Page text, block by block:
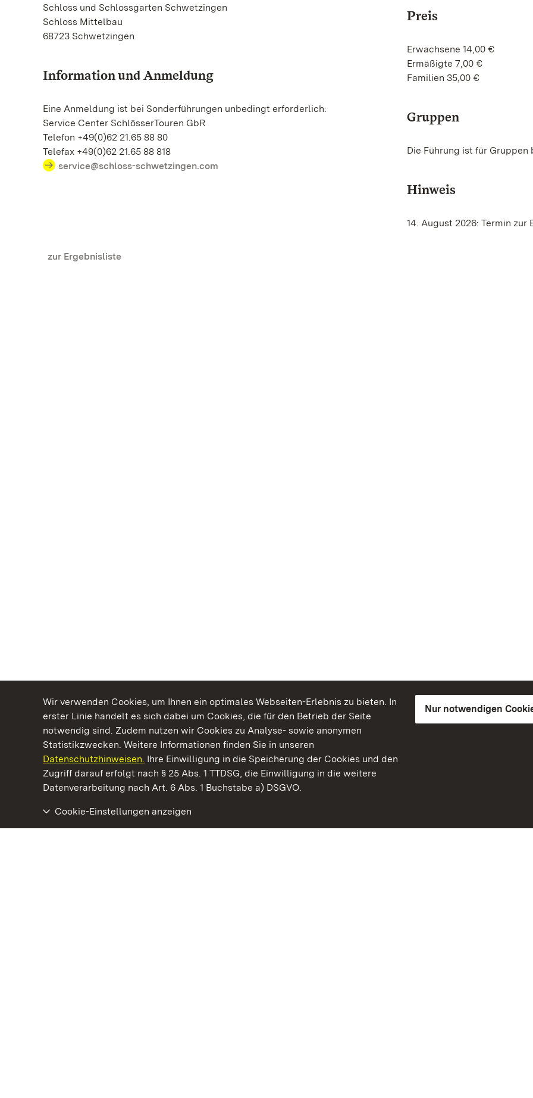
Wir verwenden Cookies, um Ihnen ein optimales Webseiten-Erlebnis zu bieten. In
erster Linie handelt es sich dabei um Cookies, die für den Betrieb der Seite
notwendig sind. Zudem nutzen wir Cookies zu Analyse- sowie anonymen
Statistikzwecken. Weitere Informationen finden Sie in unseren
Datenschutzhinweisen. Ihre Einwilligung in die Speicherung der Cookies und den
Zugriff darauf erfolgt nach § 25 Abs. 1 TTDSG, die Einwilligung in die weitere
Datenverarbeitung nach Art. 6 Abs. 1 Buchstabe a) DSGVO.
Nur notwendigen
Cookie-Einstellungen anzeigen
Schloss und Schlossgarten Schwetzingen
Schloss Mittelbau
68723 Schwetzingen
Information und Anmeldung
Eine Anmeldung ist bei Sonderführungen unbedingt erforderlich:
Service Center SchlösserTouren GbR
Telefon +49(0)62 21.65 88 80
Telefax +49(0)62 21.65 88 818
service@schloss-schwetzingen.com
Preis
Erwachsene 14,00 €
Ermäßigte 7,00 €
Familien 35,00 €
Gruppen
Die Führung ist für Gruppen
Hinweis
14. August 2026: Termin
zur Ergebnisliste
Kommen. Staunen. Genießen.